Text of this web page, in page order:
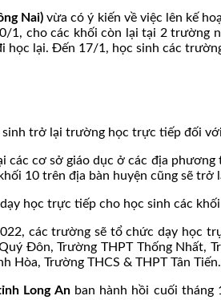
Nai)vừa có ý kiến về việc lên kế
1, cho các khối còn lại tại 2
học lại. Đến 17/1, học sinh các
trở lại trường học trực tiếp đối
các cơ sở giáo dục ở các địa
10 trên địa bàn huyện cũng sẽ
học trực tiếp cho học sinh các
các trường sẽ tổ chức dạy học
Đôn, Trường THPT Thống Nhất,
Hòa, Trường THCS & THPT Tân Tiến.
Long Anban hành hồi cuối tháng